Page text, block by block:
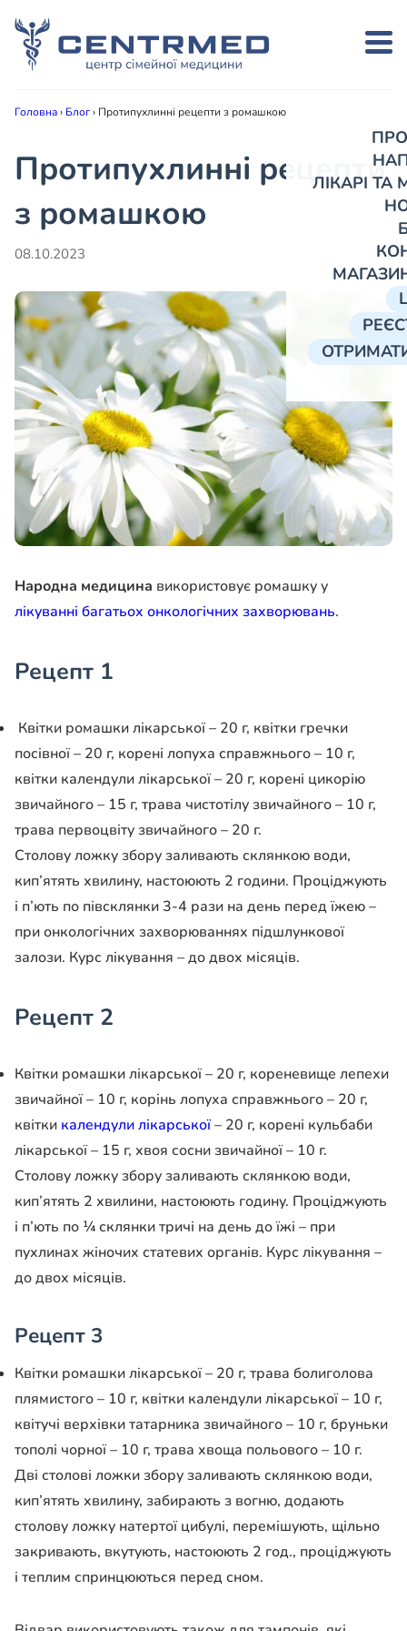
ЛІКАРІ
Головна› Блог› Протипухлинні рецепти з ромашкою
Протипухлинні рецепти
з ромашкою
08.10.2023
Народна медицина використовує ромашку у
лікуванні багатьох онкологічних захворювань.
Рецепт 1
Квітки ромашки лікарської – 20 г, квітки гречки
посівної – 20 г, корені лопуха справжнього – 10 г,
квітки календули лікарської – 20 г, корені цикорію
звичайного – 15 г, трава чистотілу звичайного – 10 г,
трава первоцвіту звичайного – 20 г.
Столову ложку збору заливають склянкою води,
кип’ятять хвилину, настоюють 2 години. Проціджують
і п’ють по півсклянки 3-4 рази на день перед їжею –
при онкологічних захворюваннях підшлункової
залози. Курс лікування – до двох місяців.
Рецепт 2
Квітки ромашки лікарської – 20 г, кореневище лепехи
звичайної – 10 г, корінь лопуха справжнього – 20 г,
квітки календули лікарської– 20 г, корені кульбаби
лікарської – 15 г, хвоя сосни звичайної – 10 г.
Столову ложку збору заливають склянкою води,
кип’ятять 2 хвилини, настоюють годину. Проціджують
і п’ють по ¼ склянки тричі на день до їжі – при
пухлинах жіночих статевих органів. Курс лікування –
до двох місяців.
Рецепт 3
Квітки ромашки лікарської – 20 г, трава болиголова
плямистого – 10 г, квітки календули лікарської – 10 г,
квітучі верхівки татарника звичайного – 10 г, бруньки
тополі чорної – 10 г, трава хвоща польового – 10 г.
Дві столові ложки збору заливають склянкою води,
кип’ятять хвилину, забирають з вогню, додають
столову ложку натертої цибулі, перемішують, щільно
закривають, вкутують, настоюють 2 год., проціджують
і теплим спринцюються перед сном.